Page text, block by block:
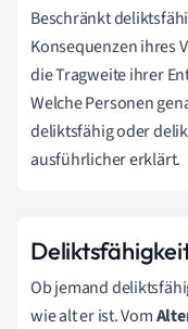
Beschränkt
Konsequenzen ihres
die Tragweite ihrer
Welche Personen
deliktsfähig oder
ausführlicher erklärt.
Ob jemand
wie alt er ist. Vom